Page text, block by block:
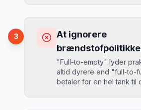
MJ
Mikkels erfaring
“I august 2024 så jeg
Trondheim stige fra
kr/dag på bare 2 uger.
Ved selv en mindre
opkrævet tusindvis af
Løsning
Book altid med fuld
3
At ignorere
"Full-to-empty" lyder
altid dyrere end "full-to-
betaler for en hel tank til